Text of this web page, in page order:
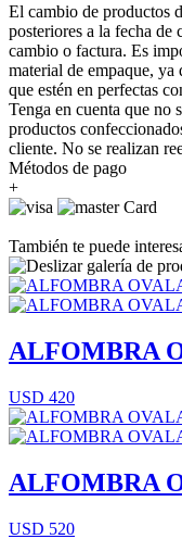
El cambio de productos
posteriores a la fecha de
cambio o factura. Es
material de empaque, ya
que estén en perfectas
Tenga en cuenta que no
productos
cliente. No se realizan
Métodos de pago
+
También te puede
ALFOMBRA
USD 420
ALFOMBRA
USD 520